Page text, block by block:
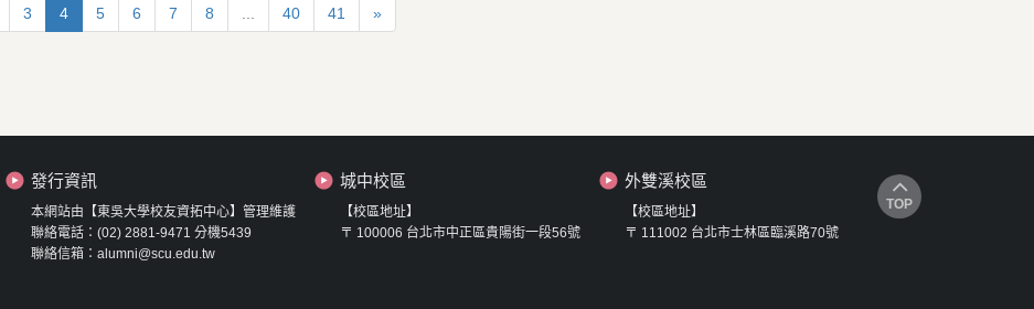
3 4 5 6 7 8 40 41 »
發行資訊
本網站由【東吳大學校友資拓中心】管理維護
聯絡電話：(02) 2881-9471 分機5439
聯絡信箱：alumni@scu.edu.tw
城中校區
【校區地址】
〒 100006 台北市中正區貴陽街一段56號
外雙溪校區
【校區地址】
〒 111002 台北市士林區臨溪路70號
TOP